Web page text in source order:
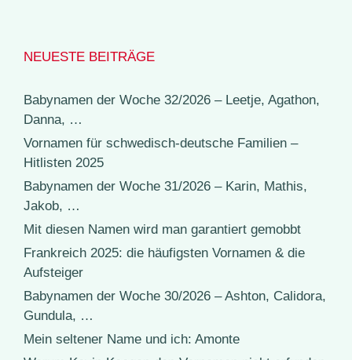
NEUESTE BEITRÄGE
Babynamen der Woche 32/2026 – Leetje, Agathon,
Danna, …
Vornamen für schwedisch-deutsche Familien –
Hitlisten 2025
Babynamen der Woche 31/2026 – Karin, Mathis,
Jakob, …
Mit diesen Namen wird man garantiert gemobbt
Frankreich 2025: die häufigsten Vornamen & die
Aufsteiger
Babynamen der Woche 30/2026 – Ashton, Calidora,
Gundula, …
Mein seltener Name und ich: Amonte